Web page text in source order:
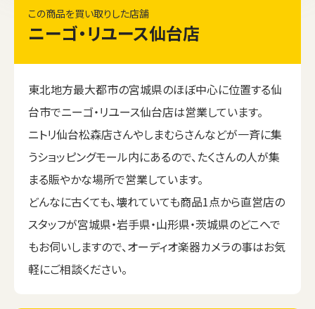
この商品を買い取りした店舗
ニーゴ・リユース仙台店
東北地方最大都市の宮城県のほぼ中心に位置する仙
台市でニーゴ・リユース仙台店は営業しています。
ニトリ仙台松森店さんやしまむらさんなどが一斉に集
うショッピングモール内にあるので、たくさんの人が集
まる賑やかな場所で営業しています。
どんなに古くても、壊れていても商品1点から直営店の
スタッフが宮城県・岩手県・山形県・茨城県のどこへで
もお伺いしますので、オーディオ楽器カメラの事はお気
軽にご相談ください。